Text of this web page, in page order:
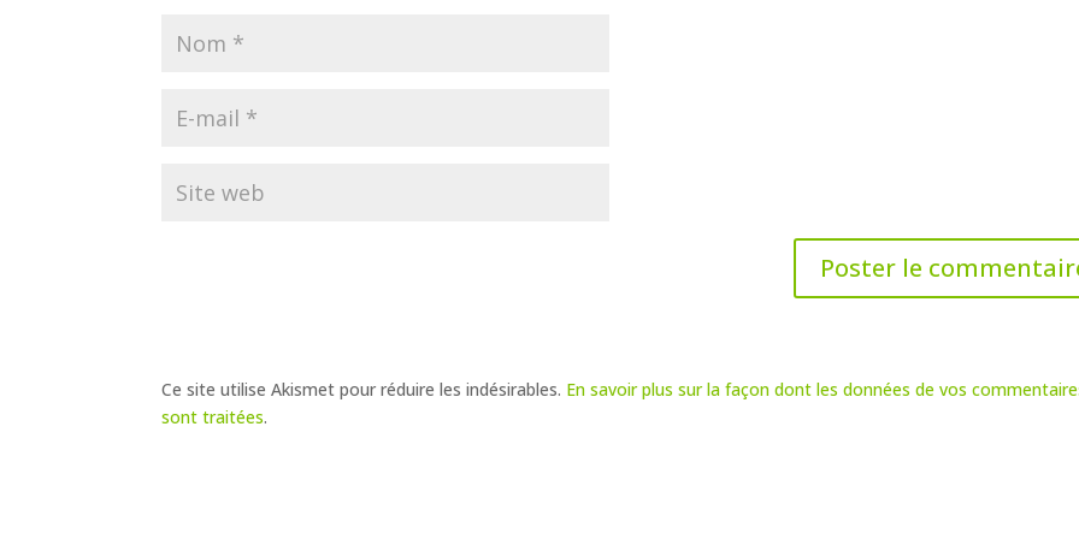
Ce site utilise Akismet pour réduire les indésirables. En savoir plus sur la façon dont les données de vos
sont traitées.